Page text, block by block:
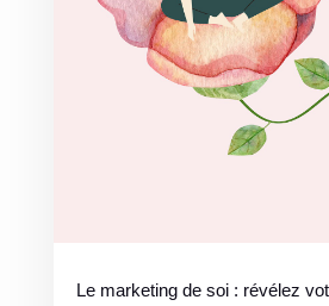
Le marketing de soi : révélez